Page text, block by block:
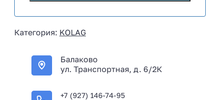
a
7
Категория: KOLAG
Балаково
ул. Транспортная, д. 6/2К
+7 (927) 146-74-95